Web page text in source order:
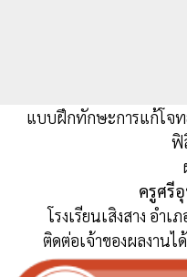
แบบฝึกทักษะการแก้โจท
ฟิ
ครูศรี
โรงเรียนเสิงสาง อำเ
ติดต่อเจ้าของผลงานไ